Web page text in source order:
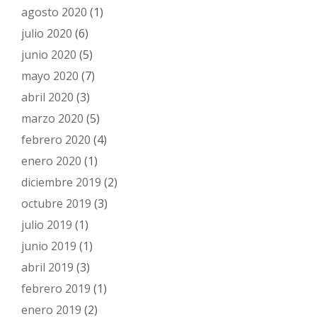
agosto 2020 (1)
julio 2020 (6)
junio 2020 (5)
mayo 2020 (7)
abril 2020 (3)
marzo 2020 (5)
febrero 2020 (4)
enero 2020 (1)
diciembre 2019 (2)
octubre 2019 (3)
julio 2019 (1)
junio 2019 (1)
abril 2019 (3)
febrero 2019 (1)
enero 2019 (2)